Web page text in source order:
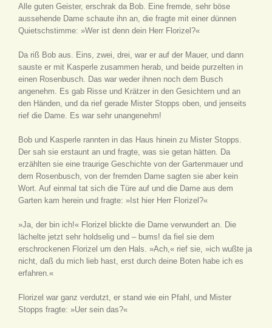
Alle guten Geister, erschrak da Bob. Eine fremde, sehr böse
aussehende Dame schaute ihn an, die fragte mit einer dünnen
Quietschstimme: »Wer ist denn dein Herr Florizel?«
Da riß Bob aus. Eins, zwei, drei, war er auf der Mauer, und dann
sauste er mit Kasperle zusammen herab, und beide purzelten in
einen Rosenbusch. Das war weder ihnen noch dem Busch
angenehm. Es gab Risse und Krätzer in den Gesichtern und an
den Händen, und da rief gerade Mister Stopps oben, und jenseits
rief die Dame. Es war sehr unangenehm!
Bob und Kasperle rannten in das Haus hinein zu Mister Stopps.
Der sah sie erstaunt an und fragte, was sie getan hätten. Da
erzählten sie eine traurige Geschichte von der Gartenmauer und
dem Rosenbusch, von der fremden Dame sagten sie aber kein
Wort. Auf einmal tat sich die Türe auf und die Dame aus dem
Garten kam herein und fragte: »Ist hier Herr Florizel?«
»Ja, der bin ich!« Florizel blickte die Dame verwundert an. Die
lächelte jetzt sehr holdselig und – bums! da fiel sie dem
erschrockenen Florizel um den Hals. »Ach,« rief sie, »ich wußte ja
nicht, daß du mich lieb hast, erst durch deine Boten habe ich es
erfahren.«
Florizel war ganz verdutzt, er stand wie ein Pfahl, und Mister
Stopps fragte: »Uer sein das?«